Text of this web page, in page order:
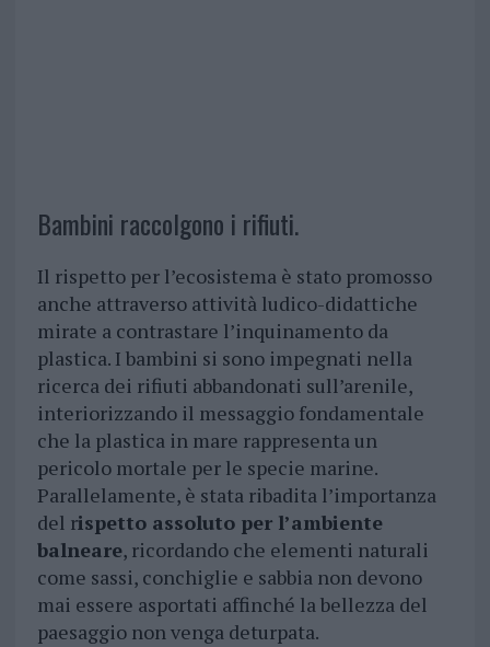
Bambini raccolgono i rifiuti.
Il rispetto per l’ecosistema è stato promosso
anche attraverso attività ludico-didattiche
mirate a contrastare l’inquinamento da
plastica. I bambini si sono impegnati nella
ricerca dei rifiuti abbandonati sull’arenile,
interiorizzando il messaggio fondamentale
che la plastica in mare rappresenta un
pericolo mortale per le specie marine.
Parallelamente, è stata ribadita l’importanza
del rispetto assoluto per l’ambiente
balneare, ricordando che elementi naturali
come sassi, conchiglie e sabbia non devono
mai essere asportati affinché la bellezza del
paesaggio non venga deturpata.